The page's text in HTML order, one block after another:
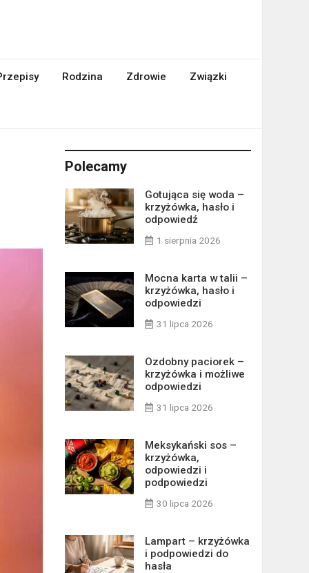
Rodzina Zdrowie Związki
Polecamy
Gotująca się woda –
krzyżówka, hasło i
odpowiedź
1 sierpnia 2026
Mocna karta w talii –
krzyżówka, hasło i
odpowiedzi
31 lipca 2026
Ozdobny paciorek –
krzyżówka i możliwe
odpowiedzi
31 lipca 2026
Meksykański sos –
krzyżówka,
odpowiedzi i
podpowiedzi
30 lipca 2026
Lampart – krzyżówka
i podpowiedzi do
hasła